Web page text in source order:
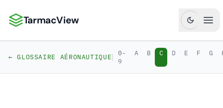
TarmacView : Analyses aéronautiques de précision
TarmacView
← GLOSSAIRE AÉRONAUTIQUE| 0-
9
A B C D E F G